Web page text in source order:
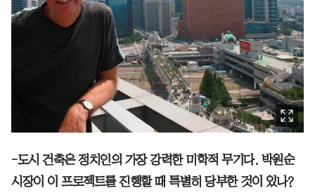
-도시 건축은 정치인의 가장 강력한 미학적 무기다. 박원순
시장이 이 프로젝트를 진행할 때 특별히 당부한 것이 있나?